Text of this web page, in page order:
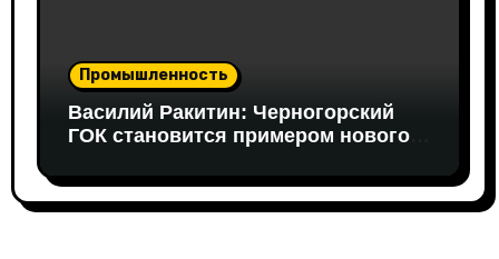
Промышленность
Василий Ракитин: Черногорский
ГОК становится примером нового
горнопромышленных проектов